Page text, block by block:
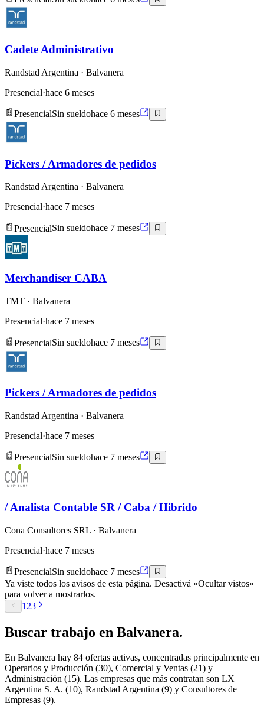
Cadete Administrativo
Randstad Argentina · Balvanera
Presencial·hace 6 meses
PresencialSin sueldohace 6 meses
Pickers / Armadores de pedidos
Randstad Argentina · Balvanera
Presencial·hace 7 meses
PresencialSin sueldohace 7 meses
Merchandiser CABA
TMT · Balvanera
Presencial·hace 7 meses
PresencialSin sueldohace 7 meses
Pickers / Armadores de pedidos
Randstad Argentina · Balvanera
Presencial·hace 7 meses
PresencialSin sueldohace 7 meses
/ Analista Contable SR / Caba / Hibrido
Cona Consultores SRL · Balvanera
Presencial·hace 7 meses
PresencialSin sueldohace 7 meses
Ya viste todos los avisos de esta página. Desactivá «Ocultar vistos»
para volver a mostrarlos.
1 23
Buscar trabajo en Balvanera.
En Balvanera hay 84 ofertas activas, concentradas principalmente en
Operarios y Producción (30), Comercial y Ventas (21) y
Administración (15). Las empresas que más contratan son LX
Argentina S. A. (10), Randstad Argentina (9) y Consultores de
Empresas (9).